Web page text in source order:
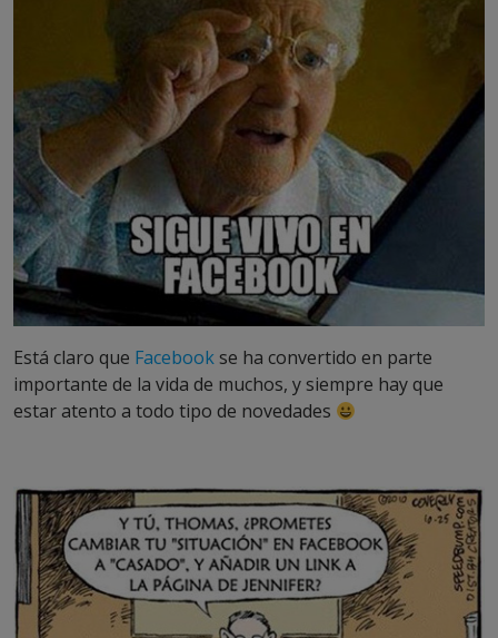
Está claro que Facebookse ha convertido en parte
importante de la vida de muchos, y siempre hay que
estar atento a todo tipo de novedades